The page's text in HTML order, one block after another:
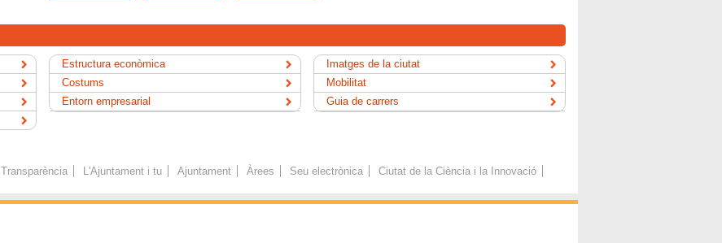
Estructura econòmica
Costums
Entorn empresarial
Imatges de la ciutat
Mobilitat
Guia de carrers
Transparència L'Ajuntament i tu Ajuntament Àrees Seu electrònica Ciutat de la Ciència i la Innovació